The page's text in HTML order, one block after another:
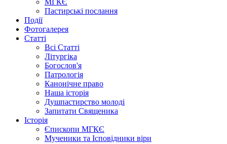
Пастирські послання
Події
Фотогалерея
Статті
Всі Статті
Літургіка
Богослов'я
Патрологія
Канонічне право
Наша історія
Душпастирство молоді
Запитати Священика
Історія
Єпископи МГКЄ
Мученики та Ісповідники віри